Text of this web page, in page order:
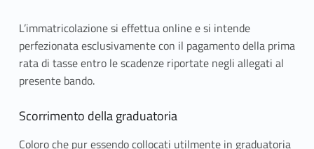
A
r
t
.
L’immatricolazione si effettua online e si intende
perfezionata esclusivamente con il pagamento della prima
rata di tasse entro le scadenze riportate negli allegati al
presente bando.
Scorrimento della graduatoria
Coloro che pur essendo collocati utilmente in graduatoria